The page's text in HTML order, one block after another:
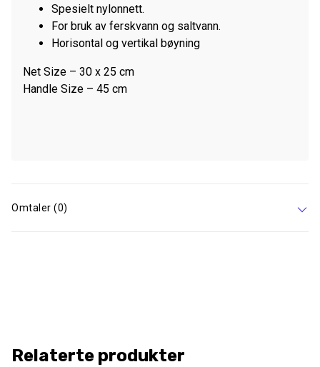
Spesielt nylonnett.
For bruk av ferskvann og saltvann.
Horisontal og vertikal bøyning
Net Size – 30 x 25 cm
Handle Size – 45 cm
Omtaler (0)
Relaterte produkter